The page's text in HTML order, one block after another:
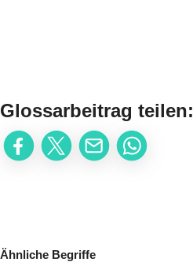
Glossarbeitrag teilen:
Ähnliche Begriffe